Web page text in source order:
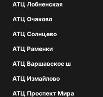
АТЦ Лобненская
АТЦ Очаково
АТЦ Солнцево
АТЦ Раменки
АТЦ Варшавское ш
АТЦ Измайлово
АТЦ Проспект Мира